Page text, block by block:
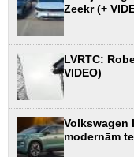
Zeekr (+
LVRTC:
VIDEO)
Volkswagen
modernām